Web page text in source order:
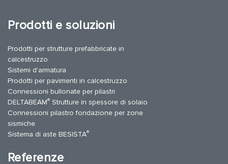
Prodotti e soluzioni
Prodotti per strutture prefabbricate in
calcestruzzo
Sistemi d'armatura
Prodotti per pavimenti in calcestruzzo
Connessioni bullonate per pilastri
DELTABEAM® Strutture in spessore di solaio
Connessioni pilastro fondazione per zone
sismiche
Sistema di aste BESISTA®
Referenze